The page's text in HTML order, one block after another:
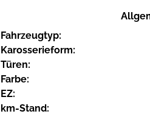
Fahrzeugtyp:
Karosserieform:
Türen:
Farbe:
EZ:
km-Stand: